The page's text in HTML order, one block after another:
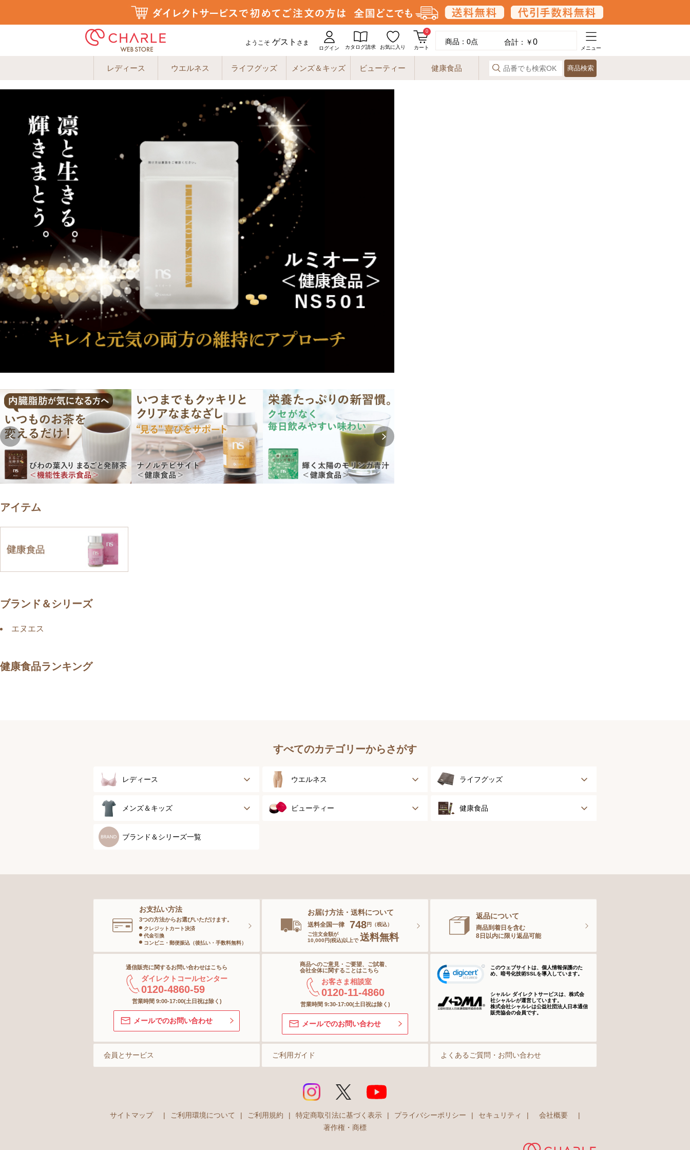
ようこそ ゲスト さま
ログイン カタログ請求 お気に入り
0
カート
商品： 0点 合計：￥0
メニュー
レディース ウエルネス ライフグッズ メンズ＆キッズ ビューティー 健康食品 商品検索
アイテム
ブランド＆シリーズ
エヌエス
健康食品ランキング
すべてのカテゴリーからさがす
レディース
ブラジャー
ブラジャーパッド
ランジェリー
インナー
ボトム
ショーツ
ストッキング＆タイツ
ソックス
ウエルネス
健康サポート
ライフグッズ
アウター
メンズ＆キッズ
メンズトップ
キッズ＆ベビー
ビューティー
ボディーケア
ヘアケア
オーラルケア
スキンケアグッズ
健康食品
ブランド＆シリーズ一覧
お支払い方法
3つの方法からお選びいただけます。
クレジットカート決済
代金引換
コンビニ・郵便振込（後払い・手数料無料）
お届け方法・送料について
送料全国一律 748円（税込）
ご注文金額が
10,000円(税込)以上で 送料無料
返品について
商品到着日を含む
8日以内に限り返品可能
通信販売に関するお問い合わせはこちら
ダイレクトコールセンター
0120-4860-59
営業時間 9:00-17:00(土日祝は除く)
メールでのお問い合わせ
商品へのご意見・ご要望、ご試着、
会社全体に関することはこちら
お客さま相談室
0120-11-4860
営業時間 9:30-17:00(土日祝は除く)
メールでのお問い合わせ
会員とサービス ご利用ガイド よくあるご質問・お問い合わせ
このウェブサイトは、個人情報保護のた
め、暗号化技術SSLを導入しています。
シャルレ ダイレクトサービスは、株式会
社シャルレが運営しています。
株式会社シャルレは公益社団法人日本通信
販売協会の会員です。
サイトマップ | ご利用環境について | ご利用規約 | 特定商取引法に基づく表示 | プライバシーポリシー | セキュリティ | 会社概要
|
著作権・商標